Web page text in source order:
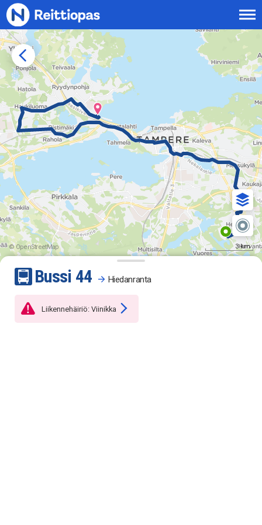
Siirry sisältöön
© OpenStreetMap 3 km
Bussi 44 Hiedanranta
Liikennehäiriö: Viinikka